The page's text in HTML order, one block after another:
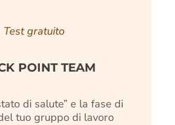
Test gratuito
POINT TEAM
di salute” e la fase di
tuo gruppo di lavoro